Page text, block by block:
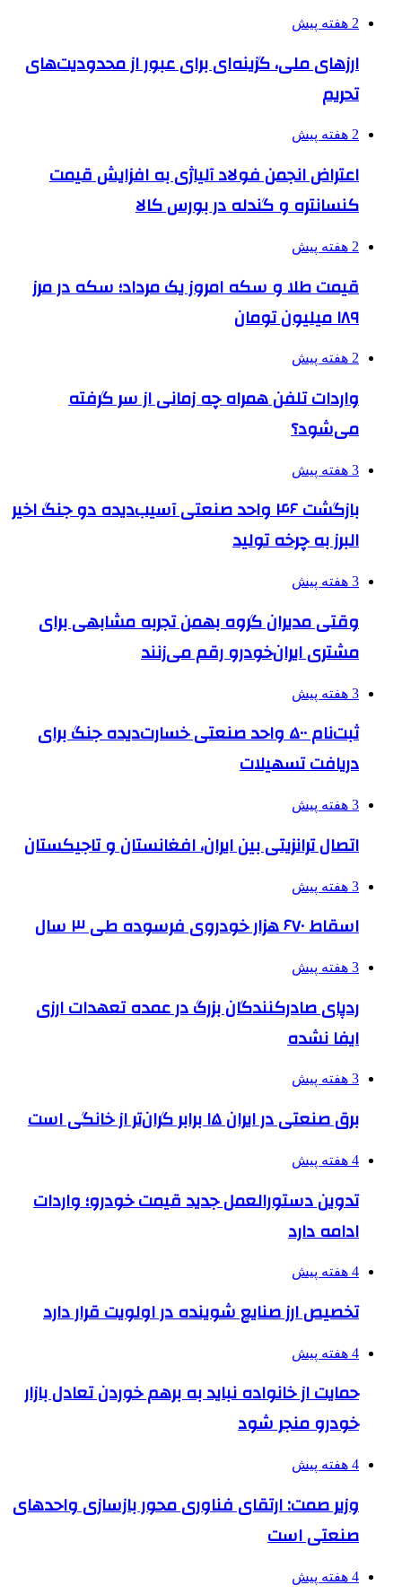
2 هفته پیش
ارزهای ملی، گزینه‌ای برای عبور از محدودیت‌های
تحریم
2 هفته پیش
اعتراض انجمن فولاد آلیاژی به افزایش قیمت
کنسانتره و گندله در بورس کالا
2 هفته پیش
قیمت طلا و سکه امروز یک مرداد؛ سکه در مرز
۱۸۹ میلیون تومان
2 هفته پیش
واردات تلفن همراه چه زمانی از سر گرفته
می‌شود؟
3 هفته پیش
بازگشت ۴۶ واحد صنعتی آسیب‌دیده دو جنگ اخیر
البرز به چرخه تولید
3 هفته پیش
وقتی مدیران گروه بهمن تجربه مشابهی برای
مشتری ایران‌خودرو رقم می‌زنند
3 هفته پیش
ثبت‌نام ۵۰۰ واحد صنعتی خسارت‌دیده جنگ برای
دریافت تسهیلات
3 هفته پیش
اتصال ترانزیتی بین ایران، افغانستان و تاجیکستان
3 هفته پیش
اسقاط ۶۷۰ هزار خودروی فرسوده طی ۳ سال
3 هفته پیش
ردپای صادرکنندگان بزرگ در عمده تعهدات ارزی
ایفا نشده
3 هفته پیش
برق صنعتی در ایران ۱۵ برابر گران‌تر از خانگی است
4 هفته پیش
تدوین دستورالعمل جدید قیمت خودرو؛ واردات
ادامه دارد
4 هفته پیش
تخصیص ارز صنایع شوینده در اولویت قرار دارد
4 هفته پیش
حمایت از خانواده نباید به برهم خوردن تعادل بازار
خودرو منجر شود
4 هفته پیش
وزیر صمت: ارتقای فناوری محور بازسازی واحدهای
صنعتی است
4 هفته پیش